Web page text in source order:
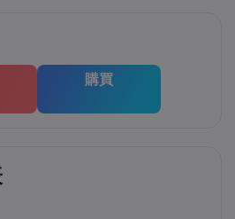
購買